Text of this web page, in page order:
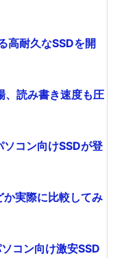
高耐久なSSDを開
、読み書き速度も圧
コン向けSSDが登
実際に比較してみ
コン向け激安SSD